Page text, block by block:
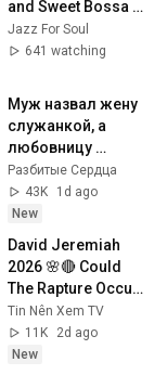
and Sweet Bossa
Nova Music for
Work, Study & Relax
Jazz For Soul
641 watching
Муж назвал жену
служанкой, а
любовницу
представил
супругой — но
вскоре потерял
Разбитые Сердца
43K
1d ago
New
David Jeremiah
2026 🌸🔴 Could
The Rapture Occur
During Unexpected
🌸🔴 David
Jeremiah Full
Tin Nên Xem TV
11K
2d ago
New